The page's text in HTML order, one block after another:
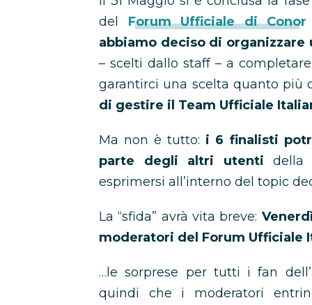
del Forum Ufficiale di Conor
abbiamo deciso di organizzare
– scelti dallo staff – a
garantirci una scelta quanto più
di gestire il Team Ufficiale
Ma non è tutto: i 6 finalisti
parte degli altri utenti della
esprimersi all’interno del topic
La “sfida” avrà vita breve:
moderatori del Forum Ufficiale
…le sorprese per tutti i fan
quindi che i moderatori